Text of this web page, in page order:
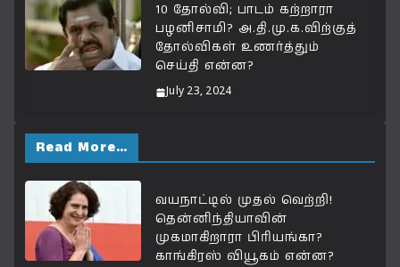
10 தோல்வி; பாடம் கற்றாரா
பழனிசாமி? அ.தி.மு.க.விற்குத்
தோல்விகள் உணர்த்தும்
செய்தி என்ன?
July 23, 2024
Read More…
வயநாட்டில் முதல் வெற்றி!
தென்னிந்தியாவின்
முகமாகிறாரா பிரியங்கா?
காங்கிரஸ் வியூகம் என்ன?